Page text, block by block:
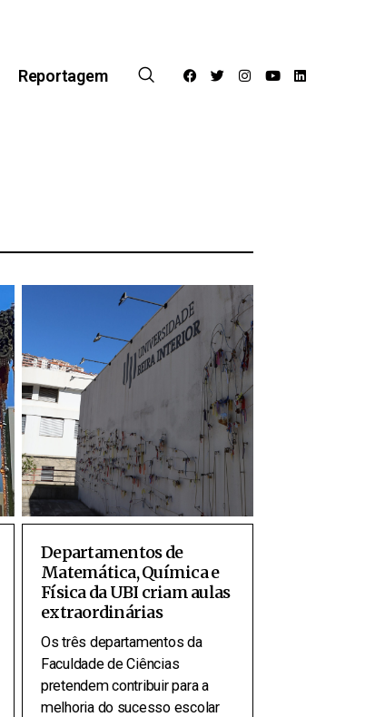
Reportagem
Departamentos de
Matemática, Química e
Física da UBI criam aulas
extraordinárias
Os três departamentos da
Faculdade de Ciências
pretendem contribuir para a
melhoria do sucesso escolar